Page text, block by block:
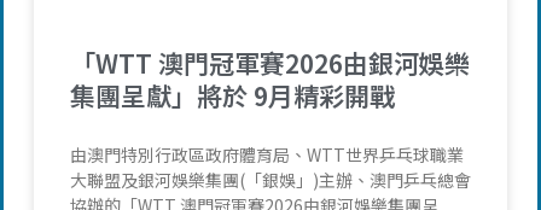
「WTT 澳門冠軍賽2026由銀河娛樂
集團呈獻」將於 9月精彩開戰
由澳門特別行政區政府體育局、WTT世界乒乓球職業
大聯盟及銀河娛樂集團(「銀娛」)主辦、澳門乒乓總會